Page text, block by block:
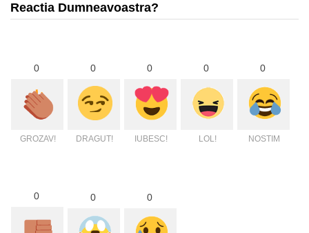
Reactia Dumneavoastra?
0
GROZAV!
0
DRAGUT!
0
IUBESC!
0
LOL!
0
NOSTIM
0 0 0